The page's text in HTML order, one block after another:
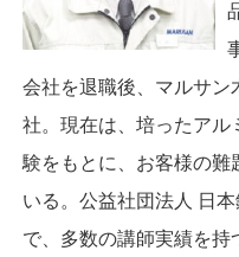
会社を退職後、マルサン
社。現在は、培ったアル
験をもとに、お客様の難
いる。公益社団法人 日
で、多数の講師実績を持